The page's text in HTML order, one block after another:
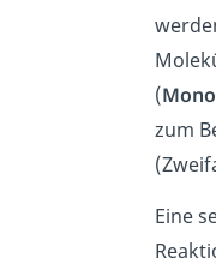
(
zum
Eine